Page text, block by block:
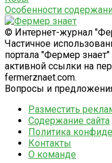
Особенности
© Интернет-журнал
Частичное
портала "Фермер
активной ссылки на
fermerznaet.com.
Вопросы и
Разместить
Содержание сайта
Политика
Контакты
О команде